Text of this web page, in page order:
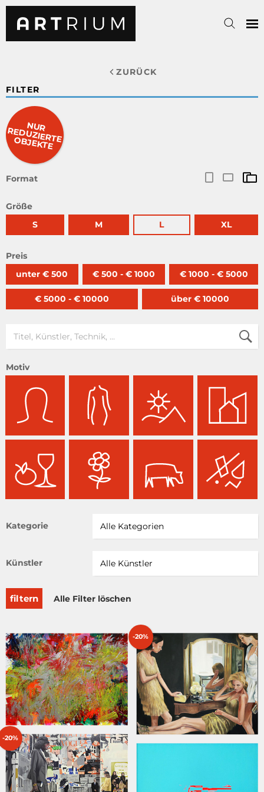
ZURÜCK
FILTER
NUR
RED
UZIERTE O
BJEKTE
Format
Größe
S
M L XL
Preis
unter € 500
€ 500 - € 1000 € 1000 - € 5000
€ 5000 - € 10000 über € 10000
Motiv
Kategorie
Künstler
filtern Alle Filter löschen
-20%
-20%